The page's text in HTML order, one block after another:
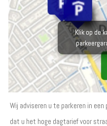
Klik op de
Wij adviseren u te parkeren in
dat u het hoge dagtarief voor